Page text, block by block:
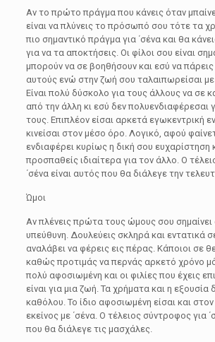
Αν το πρώτο πράγμα που κάνεις όταν
είναι να πλύνεις το πρόσωπό σου τότε τα
πιο σημαντικό πράγμα για ΄σένα και θα
για να τα αποκτήσεις. Οι φίλοι σου είναι
μπορούν να σε βοηθήσουν και εσύ να
αυτούς ενώ στην ζωή σου ταλαιπωρείσαι
Είναι πολύ δύσκολο για τους άλλους να σε
από την άλλη κι εσύ δεν πολυενδιαφέρεσαι
τους. Επιπλέον είσαι αρκετά εγωκεντρική
κινείσαι στον μέσο όρο. Λογικό, αφού
ενδιαφέρει κυρίως η δική σου ευχαρίστηση
προσπαθείς ιδιαίτερα για τον άλλο. Ο
΄σένα είναι αυτός που θα διάλεγε την
Ώμοι
Αν πλένεις πρώτα τους ώμους σου σημαίνει
υπεύθυνη. Δουλεύεις σκληρά και εντατικά
αναλάβει να φέρεις εις πέρας. Κάποιοι σε
καθώς προτιμάς να περνάς αρκετό χρόνο
πολύ αφοσιωμένη και οι φιλίες που έχεις
είναι για μια ζωή. Τα χρήματα και η
καθόλου. Το ίδιο αφοσιωμένη είσαι και
εκείνος με ΄σένα. Ο τέλειος σύντροφος για
που θα διάλεγε τις μασχάλες.